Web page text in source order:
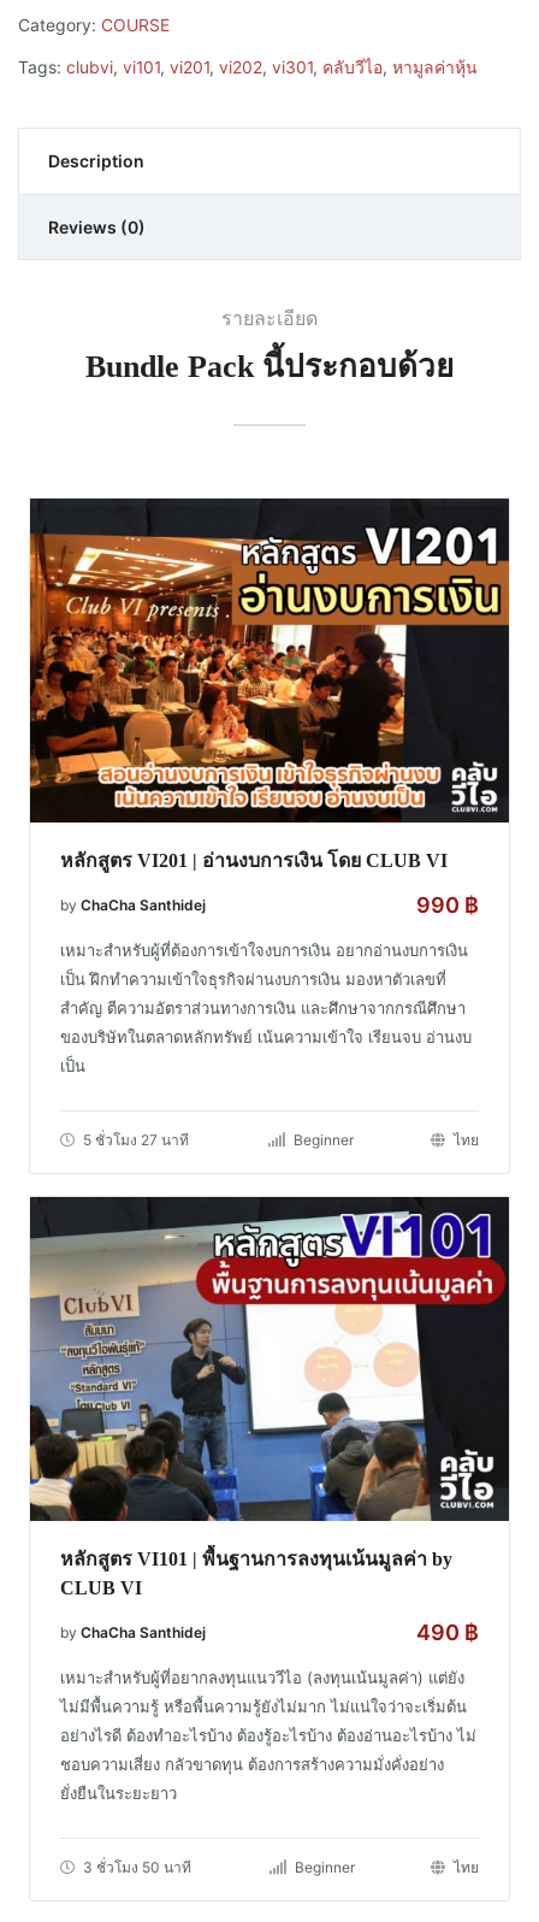
Category: COURSE
Tags: clubvi, vi101, vi201, vi202, vi301, คลับวีไอ, หามูลค่าหุ้น
Description
Reviews (0)
รายละเอียด
Bundle Pack นี้ประกอบด้วย
หลักสูตร VI201 | อ่านงบการเงิน โดย CLUB VI
by ChaCha Santhidej 990 ฿
เหมาะสำหรับผู้ที่ต้องการเข้าใจงบการเงิน อยากอ่านงบการเงิน
เป็น ฝึกทำความเข้าใจธุรกิจผ่านงบการเงิน มองหาตัวเลขที่
สำคัญ ตีความอัตราส่วนทางการเงิน และศึกษาจากกรณีศึกษา
ของบริษัทในตลาดหลักทรัพย์ เน้นความเข้าใจ เรียนจบ อ่านงบ
เป็น
5 ชั่วโมง 27 นาที Beginner ไทย
หลักสูตร VI101 | พื้นฐานการลงทุนเน้นมูลค่า by
CLUB VI
by ChaCha Santhidej 490 ฿
เหมาะสำหรับผู้ที่อยากลงทุนแนววีไอ (ลงทุนเน้นมูลค่า) แต่ยัง
ไม่มีพื้นความรู้ หรือพื้นความรู้ยังไม่มาก ไม่แน่ใจว่าจะเริ่มต้น
อย่างไรดี ต้องทำอะไรบ้าง ต้องรู้อะไรบ้าง ต้องอ่านอะไรบ้าง ไม่
ชอบความเสี่ยง กลัวขาดทุน ต้องการสร้างความมั่งคั่งอย่าง
ยั่งยืนในระยะยาว
3 ชั่วโมง 50 นาที Beginner ไทย